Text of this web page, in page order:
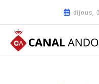
dijous,